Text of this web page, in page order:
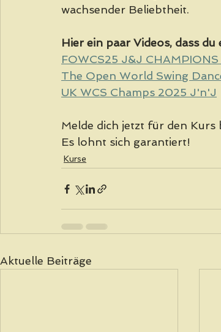
wachsender Beliebtheit.
Hier ein paar Videos, dass
FOWCS25 J&J
The Open World Swing
UK WCS Champs 2025 J'n'J
Melde dich jetzt für den Kurs
Es lohnt sich garantiert!
Kurse
Aktuelle Beiträge